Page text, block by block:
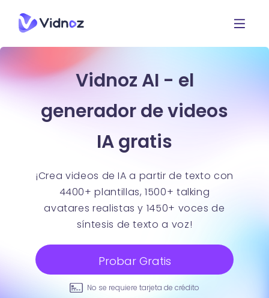
Vidnoz AI - el
generador de videos
IA gratis
¡Crea videos de IA a partir de texto con
4400+ plantillas, 1500+ talking
avatares realistas y 1450+ voces de
síntesis de texto a voz!
Probar Gratis
No se requiere tarjeta de crédito